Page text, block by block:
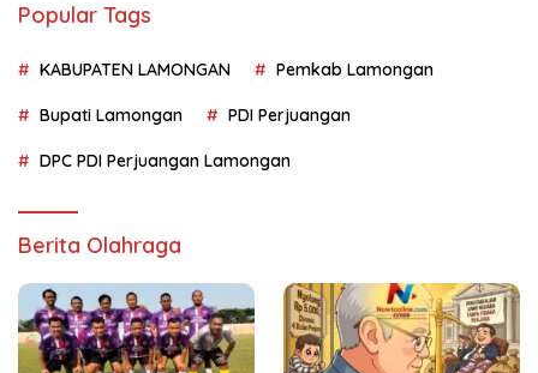
Popular Tags
KABUPATEN LAMONGAN Pemkab Lamongan
Bupati Lamongan PDI Perjuangan
DPC PDI Perjuangan Lamongan
Berita Olahraga